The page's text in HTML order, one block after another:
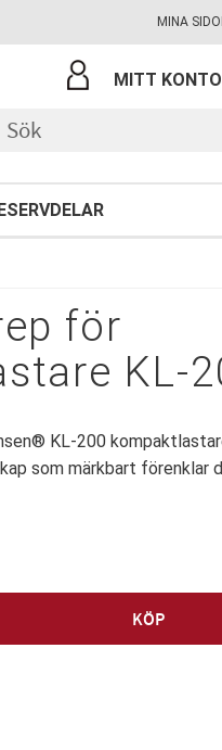
MINA
MITT KONTO
för
KL-
KL-200
som märkbart förenklar
KÖP